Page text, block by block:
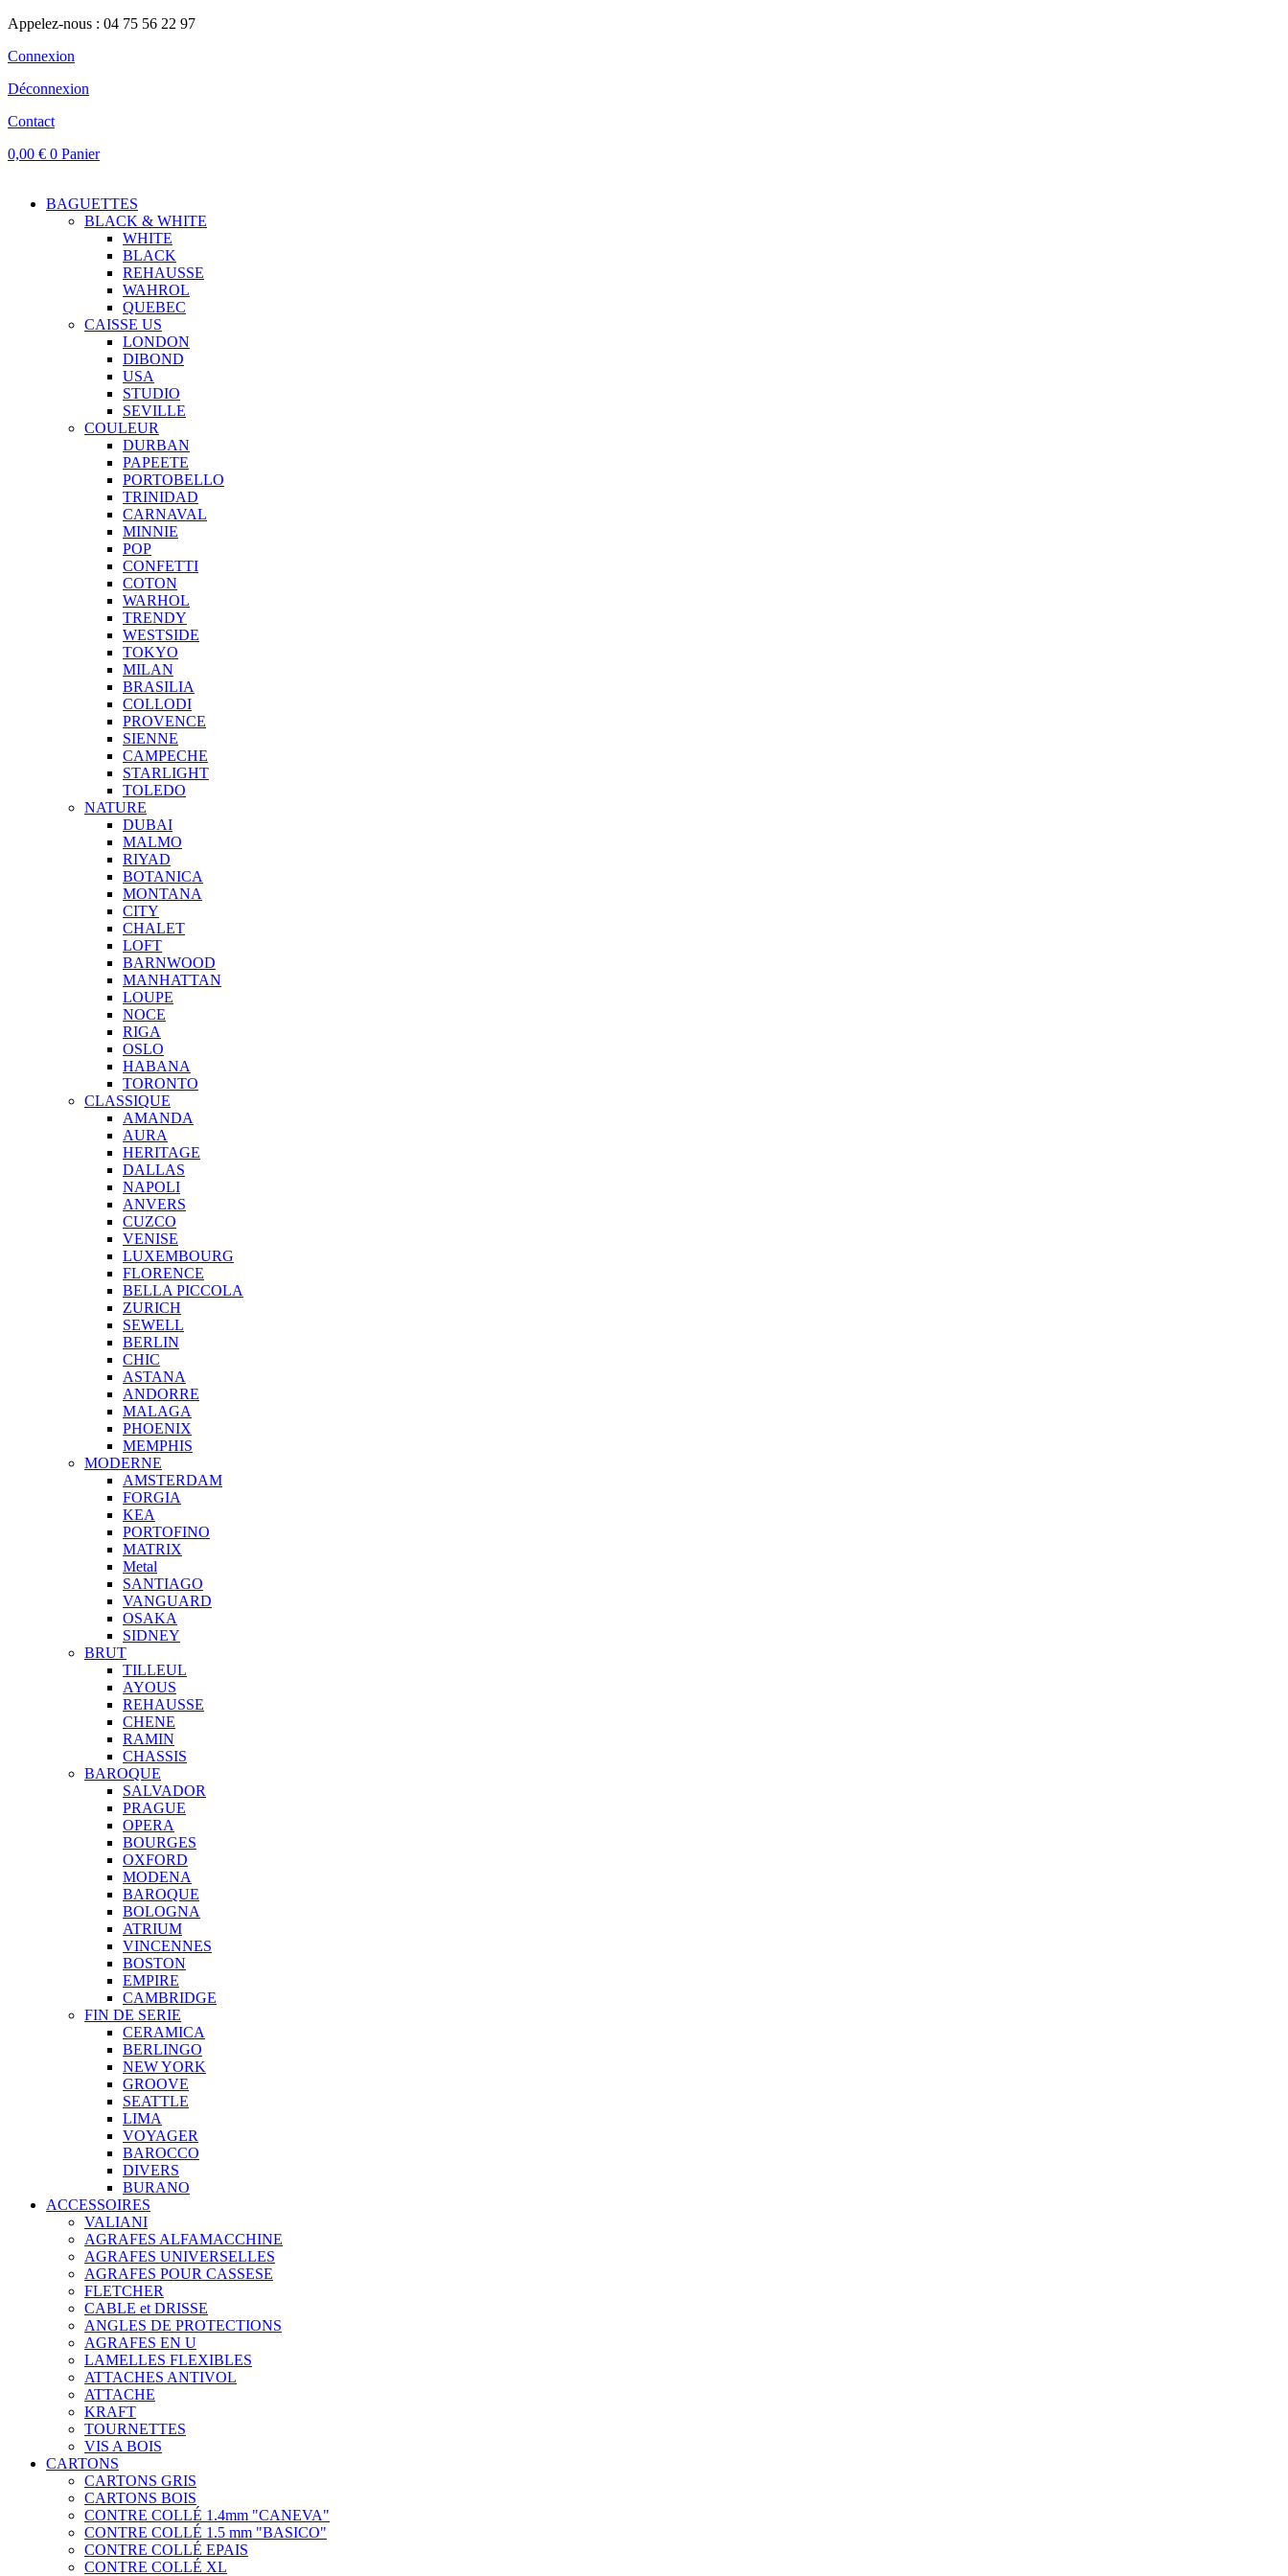
Appelez-nous : 04 75 56 22 97
Connexion
Déconnexion
Contact
0,00 € 0 Panier
BAGUETTES
BLACK & WHITE
WHITE
BLACK
REHAUSSE
WAHROL
QUEBEC
CAISSE US
LONDON
DIBOND
USA
STUDIO
SEVILLE
COULEUR
DURBAN
PAPEETE
PORTOBELLO
TRINIDAD
CARNAVAL
MINNIE
POP
CONFETTI
COTON
WARHOL
TRENDY
WESTSIDE
TOKYO
MILAN
BRASILIA
COLLODI
PROVENCE
SIENNE
CAMPECHE
STARLIGHT
TOLEDO
NATURE
DUBAI
MALMO
RIYAD
BOTANICA
MONTANA
CITY
CHALET
LOFT
BARNWOOD
MANHATTAN
LOUPE
NOCE
RIGA
OSLO
HABANA
TORONTO
CLASSIQUE
AMANDA
AURA
HERITAGE
DALLAS
NAPOLI
ANVERS
CUZCO
VENISE
LUXEMBOURG
FLORENCE
BELLA PICCOLA
ZURICH
SEWELL
BERLIN
CHIC
ASTANA
ANDORRE
MALAGA
PHOENIX
MEMPHIS
MODERNE
AMSTERDAM
FORGIA
KEA
PORTOFINO
MATRIX
Metal
SANTIAGO
VANGUARD
OSAKA
SIDNEY
BRUT
TILLEUL
AYOUS
REHAUSSE
CHENE
RAMIN
CHASSIS
BAROQUE
SALVADOR
PRAGUE
OPERA
BOURGES
OXFORD
MODENA
BAROQUE
BOLOGNA
ATRIUM
VINCENNES
BOSTON
EMPIRE
CAMBRIDGE
FIN DE SERIE
CERAMICA
BERLINGO
NEW YORK
GROOVE
SEATTLE
LIMA
VOYAGER
BAROCCO
DIVERS
BURANO
ACCESSOIRES
VALIANI
AGRAFES ALFAMACCHINE
AGRAFES UNIVERSELLES
AGRAFES POUR CASSESE
FLETCHER
CABLE et DRISSE
ANGLES DE PROTECTIONS
AGRAFES EN U
LAMELLES FLEXIBLES
ATTACHES ANTIVOL
ATTACHE
KRAFT
TOURNETTES
VIS A BOIS
CARTONS
CARTONS GRIS
CARTONS BOIS
CONTRE COLLÉ 1.4mm "CANEVA"
CONTRE COLLÉ 1.5 mm "BASICO"
CONTRE COLLÉ EPAIS
CONTRE COLLÉ XL